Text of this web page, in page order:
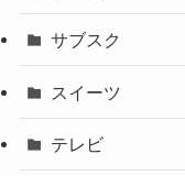
サブスク
スイーツ
テレビ